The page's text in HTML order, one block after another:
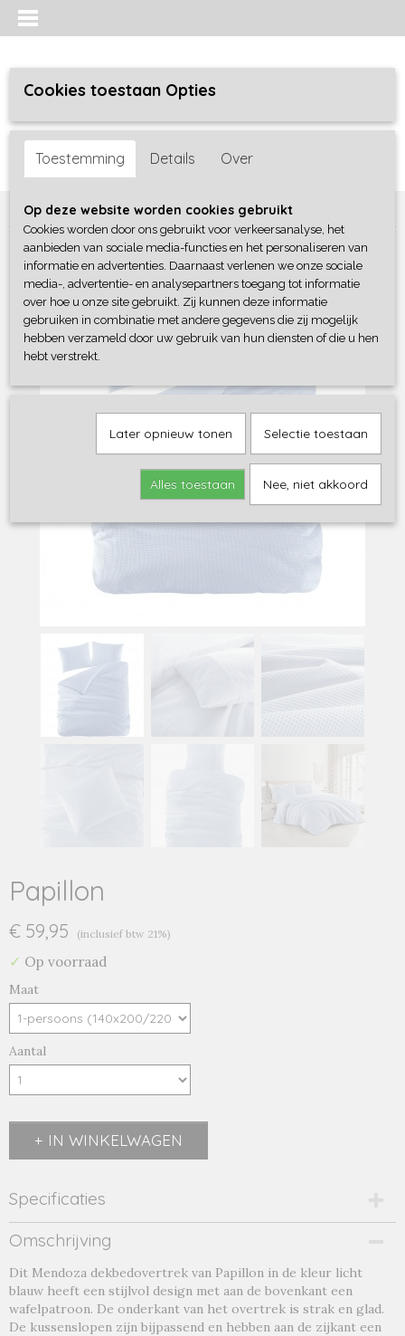
Inloggen Registreren
Home >Bedtextiel> Dekbedovertrekken>Papillon
Papillon
€ 59,95 (inclusief btw 21%)
✓ Op voorraad
Maat
Aantal
IN WINKELWAGEN
Specificaties
Productcode
mendoza l.blauw-16981
Productcode leverancier
mendoza l.blauw
Omschrijving
Dit Mendoza dekbedovertrek van Papillon in de kleur licht
blauw heeft een stijlvol design met aan de bovenkant een
wafelpatroon. De onderkant van het overtrek is strak en glad.
De kussenslopen zijn bijpassend en hebben aan de zijkant een
Cookies toestaan Opties
Toestemming Details Over
Op deze website worden cookies gebruikt
Cookies worden door ons gebruikt voor verkeersanalyse, het
aanbieden van sociale media-functies en het personaliseren van
informatie en advertenties. Daarnaast verlenen we onze sociale
media-, advertentie- en analysepartners toegang tot informatie
over hoe u onze site gebruikt. Zij kunnen deze informatie
gebruiken in combinatie met andere gegevens die zij mogelijk
hebben verzameld door uw gebruik van hun diensten of die u hen
hebt verstrekt.
Later opnieuw tonen Selectie toestaan
Alles toestaan Nee, niet akkoord